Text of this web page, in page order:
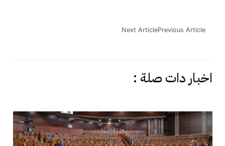
Previous Article
Next Article
اخبار دات صلة :